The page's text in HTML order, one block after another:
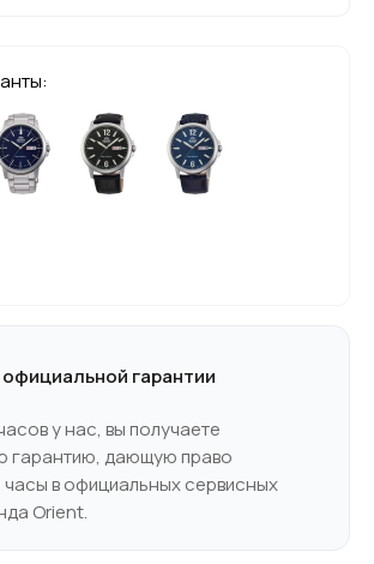
официальной гарантии
у нас, вы получаете
гарантию, дающую право
часы в официальных сервисных
Orient.